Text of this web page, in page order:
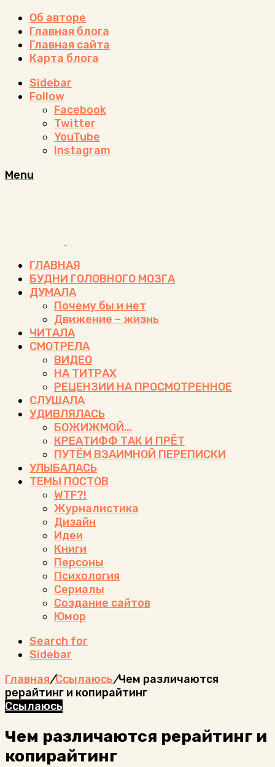
Об авторе
Главная блога
Главная сайта
Карта блога
Sidebar
Follow
Facebook
Twitter
YouTube
Instagram
Menu
ГЛАВНАЯ
БУДНИ ГОЛОВНОГО МОЗГА
ДУМАЛА
Почему бы и нет
Движение – жизнь
ЧИТАЛА
СМОТРЕЛА
ВИДЕО
НА ТИТРАХ
РЕЦЕНЗИИ НА ПРОСМОТРЕННОЕ
СЛУШАЛА
УДИВЛЯЛАСЬ
БОЖИЖМОЙ…
КРЕАТИФФ ТАК И ПРЁТ
ПУТЁМ ВЗАИМНОЙ ПЕРЕПИСКИ
УЛЫБАЛАСЬ
ТЕМЫ ПОСТОВ
WTF?!
Журналистика
Дизайн
Идеи
Книги
Персоны
Психология
Сериалы
Создание сайтов
Юмор
Search for
Sidebar
Главная/Ссылаюсь/Чем различаются
рерайтинг и копирайтинг
Ссылаюсь
Чем различаются рерайтинг и
копирайтинг